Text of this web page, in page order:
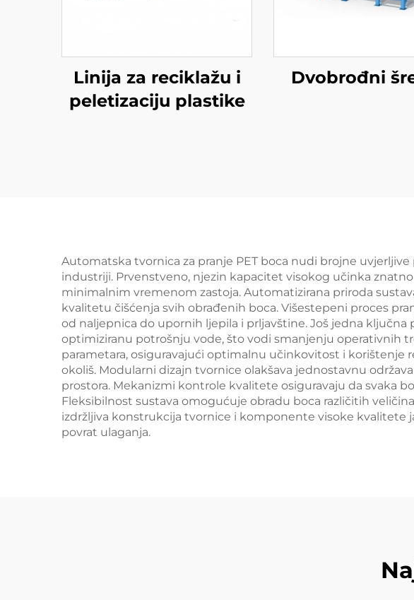
Linija za reciklažu i
peletizaciju plastike
Dvobrođni
Automatska tvornica za pranje PET boca nudi brojne
industriji. Prvenstveno, njezin kapacitet visokog učinka
minimalnim vremenom zastoja. Automatizirana priroda
kvalitetu čišćenja svih obrađenih boca. Višestepeni proces
od naljepnica do upornih ljepila i prljavštine. Još jedna
optimiziranu potrošnju vode, što vodi smanjenju operativnih
parametara, osiguravajući optimalnu učinkovitost i korištenje
okoliš. Modularni dizajn tvornice olakšava jednostavnu
prostora. Mekanizmi kontrole kvalitete osiguravaju da svaka
Fleksibilnost sustava omogućuje obradu boca različitih
izdržljiva konstrukcija tvornice i komponente visoke kvalitete
povrat ulaganja.